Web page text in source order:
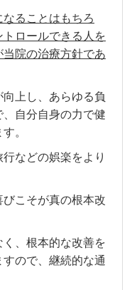
ることはもちろ
ロールできる人を
院の治療方針であ
上し、あらゆる負
自分自身の力で健
。
などの娯楽をより
こそが真の根本改
、根本的な改善を
ので、継続的な通